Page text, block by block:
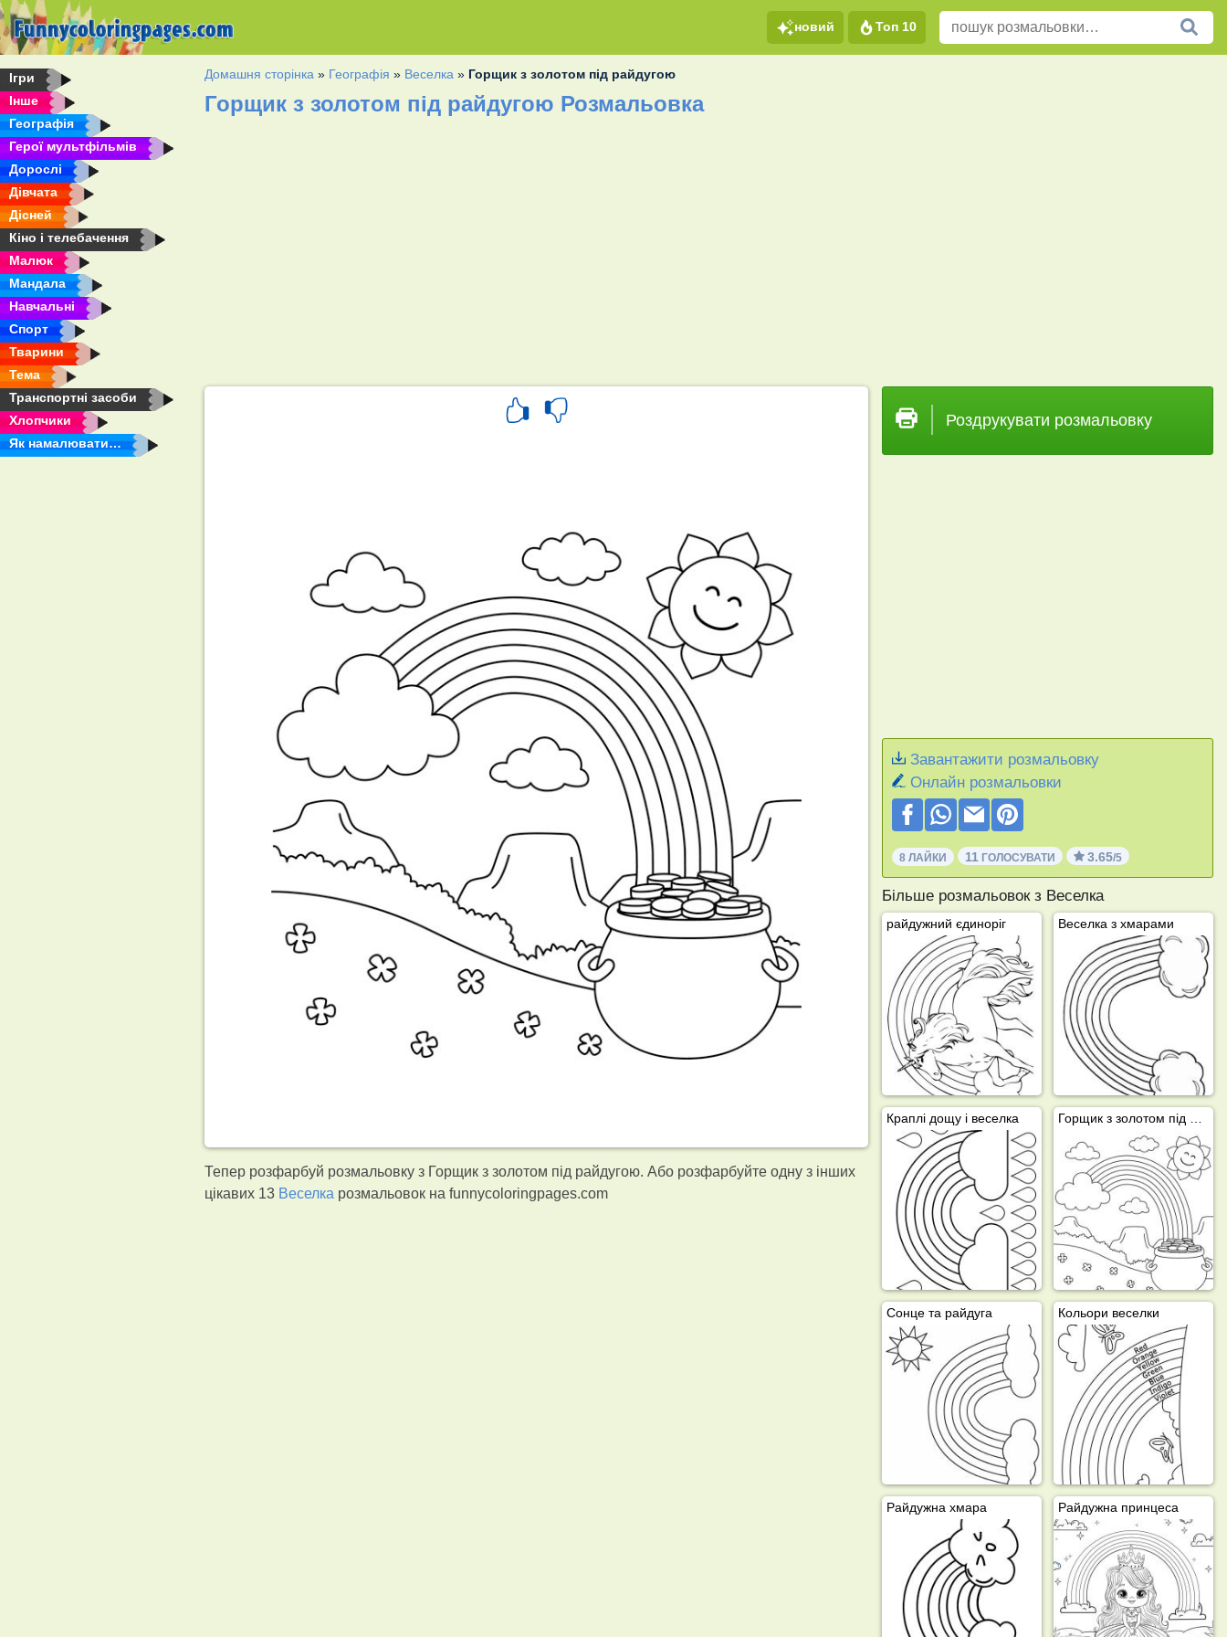
новий Топ 10
Ігри
Інше
Географія
Герої мультфільмів
Дорослі
Дівчата
Дісней
Кіно і телебачення
Малюк
Мандала
Навчальні
Спорт
Тварини
Тема
Транспортні засоби
Хлопчики
Як намалювати…
Домашня сторінка » Географія » Веселка » Горщик з золотом під райдугою
Горщик з золотом під райдугою Розмальовка
Тепер розфарбуй розмальовку з Горщик з золотом під райдугою. Або розфарбуйте одну з інших
цікавих 13 Веселка розмальовок на funnycoloringpages.com
Роздрукувати розмальовку
Завантажити розмальовку
Онлайн розмальовки
8 ЛАЙКИ 11 ГОЛОСУВАТИ 3.65/5
Більше розмальовок з Веселка
райдужний єдиноріг Веселка з хмарами
Краплі дощу і веселка
Сонце та райдуга Кольори веселки
Райдужна хмара Райдужна принцеса